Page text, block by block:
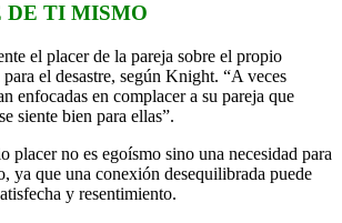
DE TI MISMO
el placer de la pareja sobre el propio
el desastre, según Knight. “A veces
enfocadas en complacer a su pareja que
siente bien para ellas”.
placer no es egoísmo sino una necesidad para
ya que una conexión desequilibrada puede
y resentimiento.